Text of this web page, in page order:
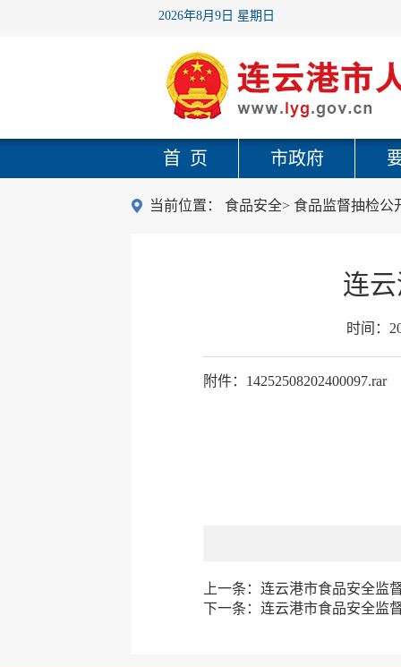
2026年8月9日 星期日
首 页 市政府
当前位置： 食品安全> 食品监督抽检公
连
时间：
附件：14252508202400097.rar
上一条： 连云港市食品安全监
下一条： 连云港市食品安全监